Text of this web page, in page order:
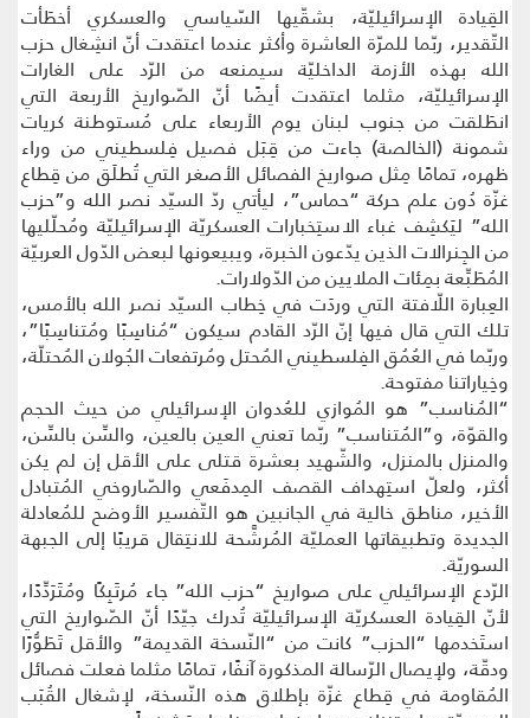
القِيادة الإسرائيليّة، بشقّيها السّياسي والعسكري أخطَأت
التّقدير، ربّما للمرّة العاشرة وأكثر عندما اعتقدت أنّ انشِغال حزب
الله بهذه الأزمة الداخليّة سيمنعه من الرّد على الغارات
الإسرائيليّة، مثلما اعتقدت أيضًا أنّ الصّواريخ الأربعة التي
انطَلقت من جنوب لبنان يوم الأربعاء على مُستوطنة كريات
شمونة (الخالصة) جاءت من قِبَل فصيل فِلسطيني من وراء
ظهره، تمامًا مِثل صواريخ الفصائل الأصغر التي تُطلَق من قِطاع
غزّة دُون علم حركة “حماس”، ليأتي ردّ السيّد نصر الله و”حزب
الله” ليَكشِف غباء الاستِخبارات العسكريّة الإسرائيليّة ومُحلّليها
من الجِنرالات الذين يدّعون الخبرة، ويبيعونها لبعض الدّول العربيّة
المُطَبِّعة بمِئات الملايين من الدّولارات.
العِبارة اللّافتة التي وردَت في خِطاب السيّد نصر الله بالأمس،
تلك التي قال فيها إنّ الرّد القادم سيكون “مُناسِبًا ومُتناسِبًا”،
وربّما في العُمُق الفِلسطيني المُحتل ومُرتفعات الجُولان المُحتلّة،
وخِياراتنا مفتوحة.
“المُناسب” هو المُوازي للعُدوان الإسرائيلي من حيث الحجم
والقوّة، و”المُتناسب” ربّما تعني العين بالعين، والسِّن بالسِّن،
والمنزل بالمنزل، والشّهيد بعشرة قتلى على الأقل إن لم يكن
أكثر، ولعلّ استِهداف القصف المِدفَعي والصّاروخي المُتبادل
الأخير، مناطق خالية في الجانبين هو التّفسير الأوضح للمُعادلة
الجديدة وتطبيقاتها العمليّة المُرشَّحة للانتِقال قريبًا إلى الجبهة
السوريّة.
الرّدع الإسرائيلي على صواريخ “حزب الله” جاء مُرتَبِكًا ومُتَرَدِّدًا،
لأنّ القِيادة العسكريّة الإسرائيليّة تُدرك جيّدًا أنّ الصّواريخ التي
استَخدمها “الحزب” كانت من “النّسخة القديمة” والأقل تَطَوُّرًا
ودقّة، ولإيصال الرّسالة المذكورة آنفًا، تمامًا مثلما فعلت فصائل
المُقاومة في قِطاع غزّة بإطلاق هذه النّسخة، لإشغال القُبَب